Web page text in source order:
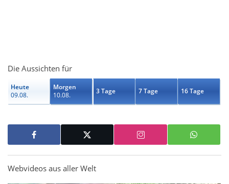
Die Aussichten für
Heute
09.08.
Morgen
10.08.
3 Tage 7 Tage 16 Tage
Webvideos aus aller Welt